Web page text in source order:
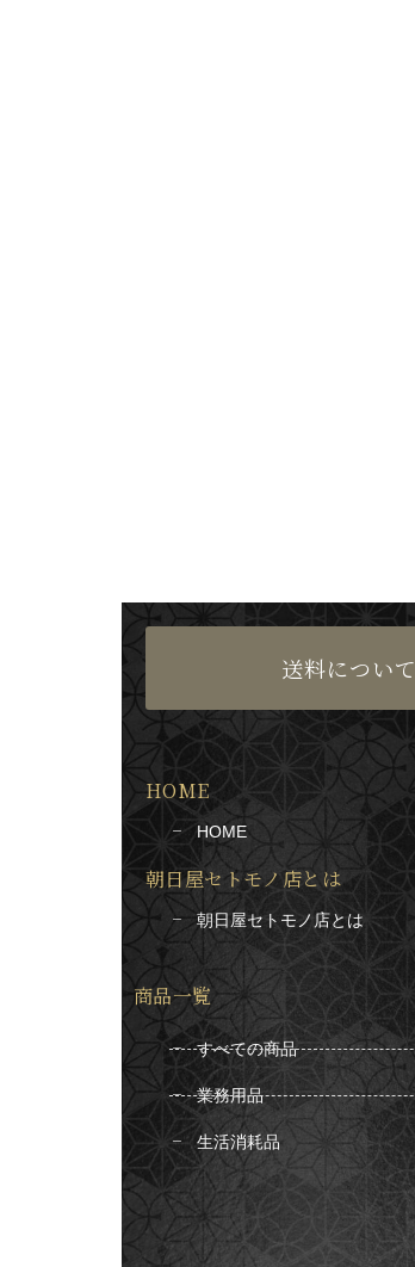
送料について
HOME
HOME
朝日屋セトモノ店とは
朝日屋セトモノ店とは
商品一覧
すべての商品
業務用品
生活消耗品